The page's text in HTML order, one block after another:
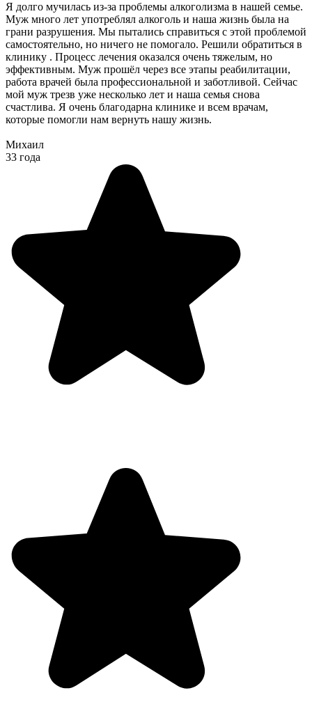
Я долго мучилась из-за проблемы алкоголизма в нашей семье.
Муж много лет употреблял алкоголь и наша жизнь была на
грани разрушения. Мы пытались справиться с этой проблемой
самостоятельно, но ничего не помогало. Решили обратиться в
клинику . Процесс лечения оказался очень тяжелым, но
эффективным. Муж прошёл через все этапы реабилитации,
работа врачей была профессиональной и заботливой. Сейчас
мой муж трезв уже несколько лет и наша семья снова
счастлива. Я очень благодарна клинике и всем врачам,
которые помогли нам вернуть нашу жизнь.
Михаил
33 года